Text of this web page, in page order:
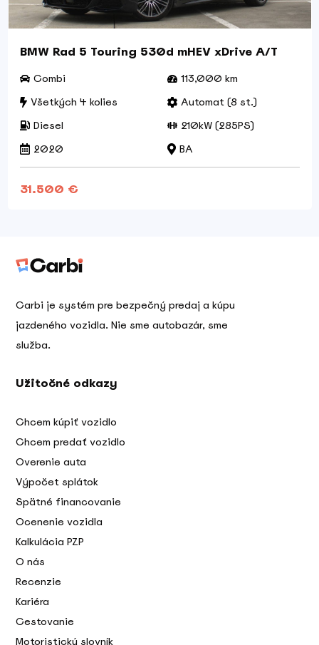
BMW Rad 5 Touring 530d mHEV xDrive A/T
Combi
113,000 km
Všetkých 4 kolies
Automat (8 st.)
Diesel
210kW (285PS)
2020
BA
31.500 €
Carbi je systém pre bezpečný predaj a kúpu
jazdeného vozidla. Nie sme autobazár, sme
služba.
Užitočné odkazy
Chcem kúpiť vozidlo
Chcem predať vozidlo
Overenie auta
Výpočet splátok
Spätné financovanie
Ocenenie vozidla
Kalkulácia PZP
O nás
Recenzie
Kariéra
Cestovanie
Motoristický slovník